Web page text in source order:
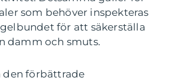
som behöver inspekteras
för att säkerställa
damm och smuts.
den förbättrade